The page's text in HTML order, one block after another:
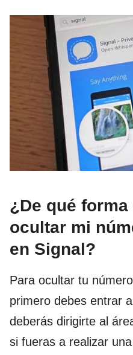
¿De qué
ocultar mi
en Signal?
Para ocultar tu
primero debes entrar
deberás dirigirte al
si fueras a realizar